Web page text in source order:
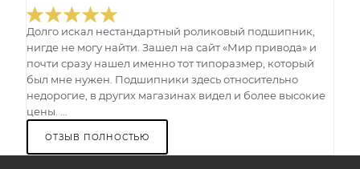
Долго искал нестандартный роликовый подшипник,
нигде не могу найти. Зашел на сайт «Мир привода» и
почти сразу нашел именно тот типоразмер, который
был мне нужен. Подшипники здесь относительно
недорогие, в других магазинах видел и более высокие
цены. ...
ОТЗЫВ ПОЛНОСТЬЮ